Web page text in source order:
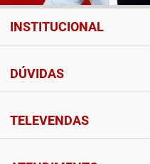
INSTITUCIONAL
DÚVIDAS
TELEVENDAS